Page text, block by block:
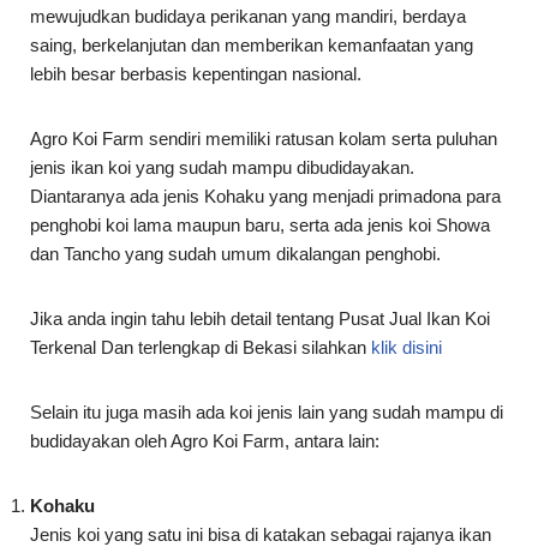
mewujudkan budidaya perikanan yang mandiri, berdaya
saing, berkelanjutan dan memberikan kemanfaatan yang
lebih besar berbasis kepentingan nasional.
Agro Koi Farm sendiri memiliki ratusan kolam serta puluhan
jenis ikan koi yang sudah mampu dibudidayakan.
Diantaranya ada jenis Kohaku yang menjadi primadona para
penghobi koi lama maupun baru, serta ada jenis koi Showa
dan Tancho yang sudah umum dikalangan penghobi.
Jika anda ingin tahu lebih detail tentang Pusat Jual Ikan Koi
Terkenal Dan terlengkap di Bekasi silahkan klik disini
Selain itu juga masih ada koi jenis lain yang sudah mampu di
budidayakan oleh Agro Koi Farm, antara lain:
Kohaku
Jenis koi yang satu ini bisa di katakan sebagai rajanya ikan